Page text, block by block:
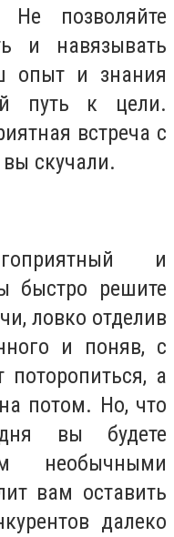
Не позволяйте
и навязывать
опыт и знания
путь к цели.
встреча с
скучали.
и
быстро решите
ловко отделив
и поняв, с
а
потом. Но, что
вы будете
необычными
вам оставить
далеко